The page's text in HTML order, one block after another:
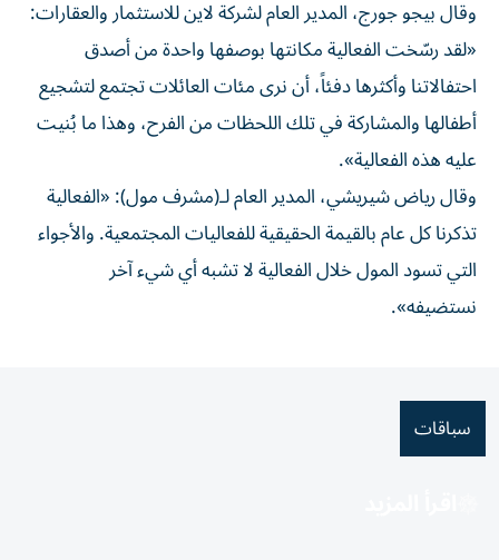
وقال بيجو جورج، المدير العام لشركة لاين للاستثمار والعقارات:
«لقد رسّخت الفعالية مكانتها بوصفها واحدة من أصدق
احتفالاتنا وأكثرها دفئاً، أن نرى مئات العائلات تجتمع لتشجيع
أطفالها والمشاركة في تلك اللحظات من الفرح، وهذا ما بُنيت
عليه هذه الفعالية».
وقال رياض شيريشي، المدير العام لـ(مشرف مول): «الفعالية
تذكرنا كل عام بالقيمة الحقيقية للفعاليات المجتمعية. والأجواء
التي تسود المول خلال الفعالية لا تشبه أي شيء آخر
نستضيفه».
سباقات